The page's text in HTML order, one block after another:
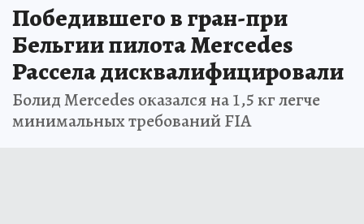
Победившего в гран-при
Бельгии пилота Mercedes
Рассела дисквалифицировали
Болид Mercedes оказался на 1,5 кг легче
минимальных требований FIA